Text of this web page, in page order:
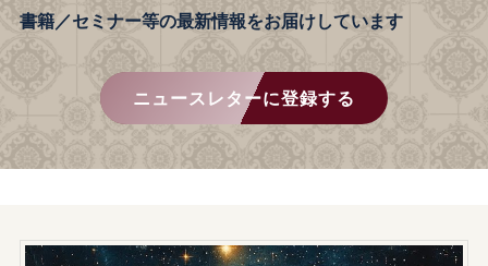
書籍／セミナー等の最新情報をお届けしています
ニュースレターに登録する